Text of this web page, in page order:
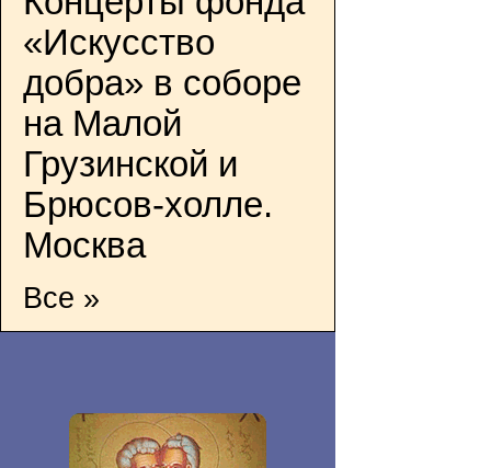
«Искусство
добра» в соборе
на Малой
Грузинской и
Брюсов-холле.
Москва
Все »